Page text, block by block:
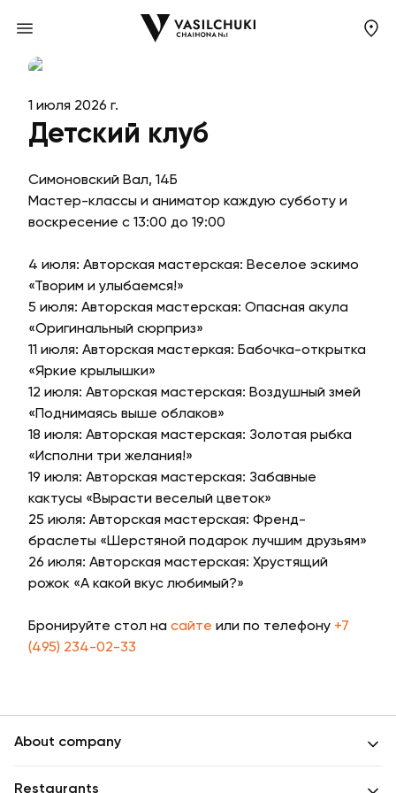
1 июля 2026 г.
Детский клуб
Симоновский Вал, 14Б
Мастер-классы и аниматор каждую субботу и
воскресение с 13:00 до 19:00
4 июля: Авторская мастерская: Веселое эскимо
«Творим и улыбаемся!»
5 июля: Авторская мастерская: Опасная акула
«Оригинальный сюрприз»
11 июля: Авторская мастеркая: Бабочка-открытка
«Яркие крылышки»
12 июля: Авторская мастерская: Воздушный змей
«Поднимаясь выше облаков»
18 июля: Авторская мастерская: Золотая рыбка
«Исполни три желания!»
19 июля: Авторская мастерская: Забавные
кактусы «Вырасти веселый цветок»
25 июля: Авторская мастерская: Френд-
браслеты «Шерстяной подарок лучшим друзьям»
26 июля: Авторская мастерская: Хрустящий
рожок «А какой вкус любимый?»
Бронируйте стол на сайте или по телефону +7
(495) 234-02-33
About company
Restaurants